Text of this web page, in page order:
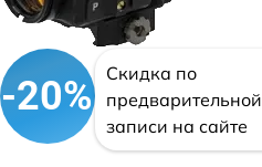
-20%
Скидка по
предварительной
записи на сайте